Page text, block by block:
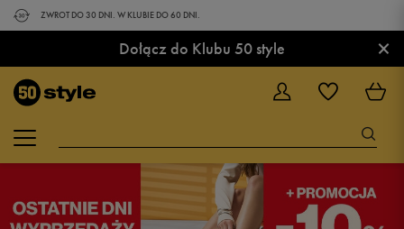
ZWROT DO 30 DNI. W KLUBIE DO 60 DNI.
Dołącz do Klubu 50 style ×